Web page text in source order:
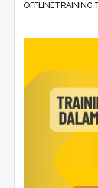
OFFLINETRAINING